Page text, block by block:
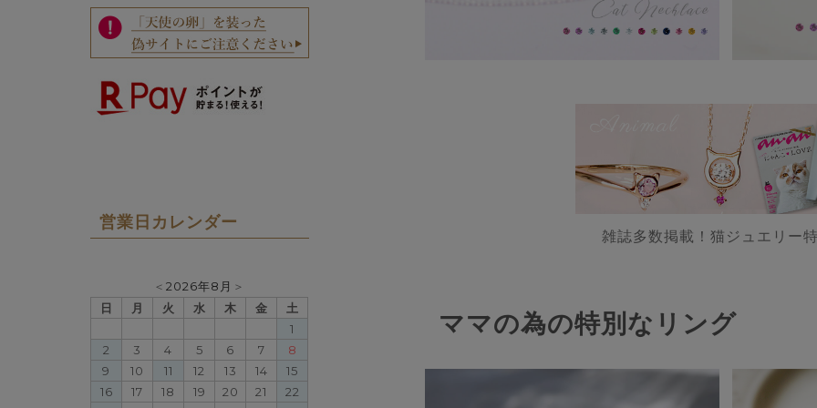
営業日カレンダー
＜ 2026年8月 ＞
日
月 火 水 木 金
土
1
2
3 4 5 6 7
8
9
10 11 12 13 14
15
16
17 18 19 20 21
22
雑誌多数掲載！猫ジュエリー
ママの為の特別なリング